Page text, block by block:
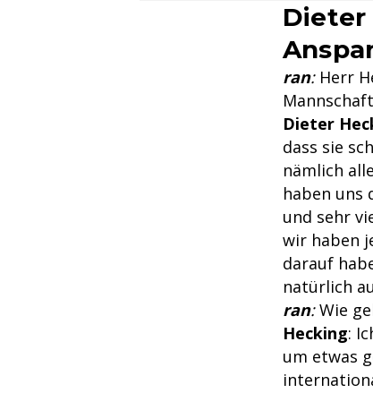
Dieter
ran:Herr
Dieter
dass sie
nämlich
haben uns
und sehr
wir haben
darauf
natürlich
ran:Wie
Hecking:
um etwas